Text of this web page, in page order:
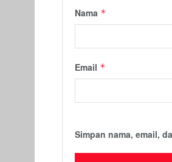
Nama *
Email *
Simpan nama, email,